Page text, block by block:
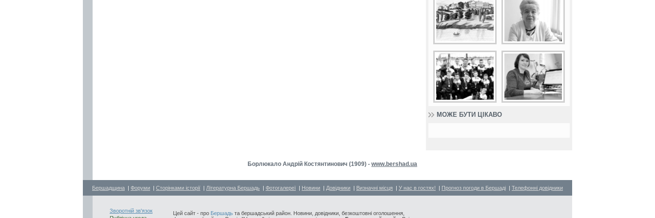
МОЖЕ БУТИ ЦІКАВО
Борлюкало Андрій Костянтинович (1909) - www.bershad.ua
Бершадщина | Форуми | Сторінками історії | Літературна Бершадь | Фотогалереї | Новини | Довідники | Визначні місця | У нас в гостях! | Прогноз погоди в Бершаді | Телефонні довідники
Зворотній зв'язок
Цей сайт - про Бершадь та бершадський район. Новини, довідники, безкоштовні оголошення,